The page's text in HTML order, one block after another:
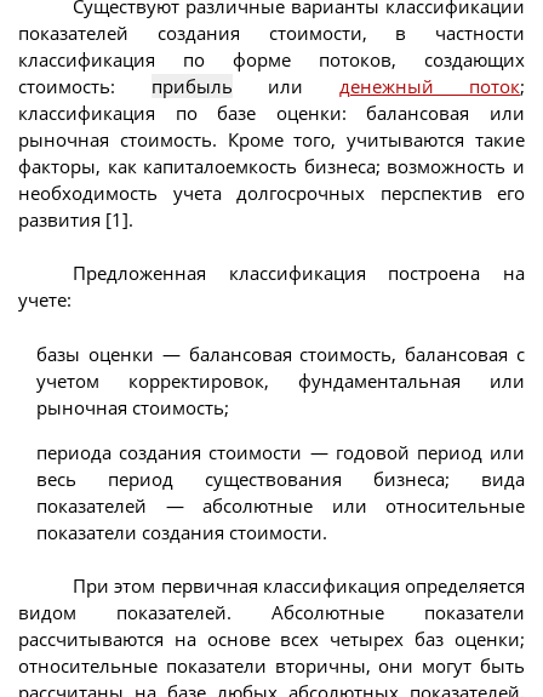
Существуют различные варианты классификации
показателей создания стоимости, в частности
классификация по форме потоков, создающих
стоимость: прибыль или денежный поток;
классификация по базе оценки: балансовая или
рыночная стоимость. Кроме того, учитываются такие
факторы, как капиталоемкость бизнеса; возможность и
необходимость учета долгосрочных перспектив его
развития [1].
Предложенная классификация построена на
учете:
базы оценки — балансовая стоимость, балансовая с
учетом корректировок, фундаментальная или
рыночная стоимость;
периода создания стоимости — годовой период или
весь период существования бизнеса; вида
показателей — абсолютные или относительные
показатели создания стоимости.
При этом первичная классификация определяется
видом показателей. Абсолютные показатели
рассчитываются на основе всех четырех баз оценки;
относительные показатели вторичны, они могут быть